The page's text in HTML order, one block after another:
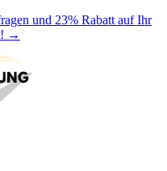
und 23% Rabatt auf Ihr
→